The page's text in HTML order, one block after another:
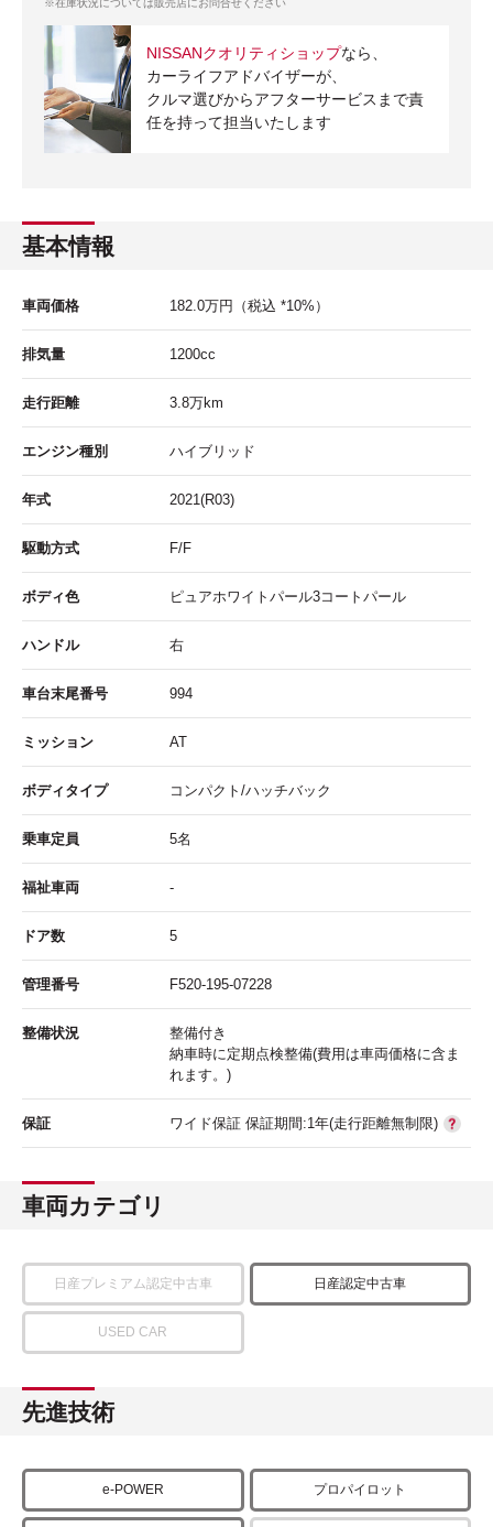
※在庫状況については販売店にお問合せください
NISSANクオリティショップなら、
カーライフアドバイザーが、
クルマ選びからアフターサービスまで責
任を持って担当いたします
基本情報
車両価格 182.0万円 （税込 *10%）
排気量 1200cc
走行距離 3.8万km
エンジン種別 ハイブリッド
年式 2021(R03)
駆動方式 F/F
ボディ色 ピュアホワイトパール3コートパール
ハンドル 右
車台末尾番号 994
ミッション AT
ボディタイプ コンパクト/ハッチバック
乗車定員 5名
福祉車両 -
ドア数 5
管理番号 F520-195-07228
整備状況
整備付き
納車時に定期点検整備(費用は車両価格に含ま
れます。)
保証 ワイド保証 保証期間:1年(走行距離無制限)
車両カテゴリ
日産プレミアム認定中古車 日産認定中古車
USED CAR
先進技術
e-POWER プロパイロット